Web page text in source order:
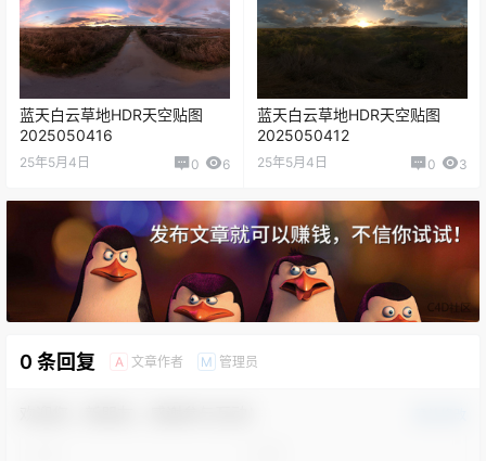
蓝天白云草地HDR天空贴图
2025050416
25年5月4日 0 6
蓝天白云草地HDR天空贴图
2025050412
25年5月4日 0 3
0 条回复 A 文章作者 M 管理员